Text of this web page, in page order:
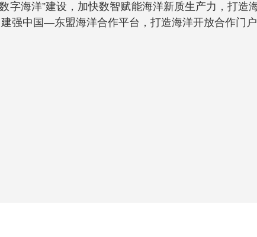
字海洋”建设，加快数智赋能海洋新质生产力，打
强中国—东盟海洋合作平台，打造海洋开放合作门户